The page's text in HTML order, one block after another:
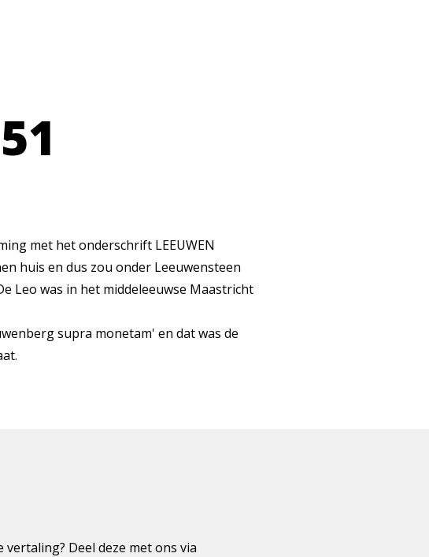
met het onderschrift LEEUWEN
huis en dus zou onder Leeuwensteen
Leo was in het middeleeuwse Maastricht
supra monetam' en dat was de
Deel deze met ons via